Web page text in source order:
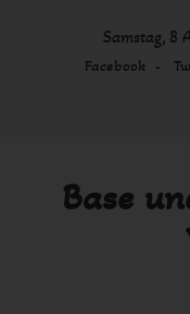
Samstag, 8
Facebook
Base